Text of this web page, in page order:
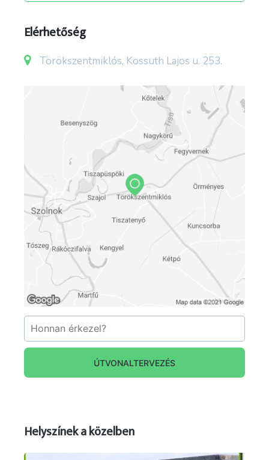
Elérhetőség
Törökszentmiklós, Kossuth Lajos u. 253.
ÚTVONALTERVEZÉS
Helyszínek a közelben